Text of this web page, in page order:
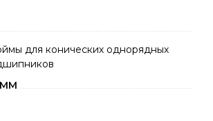
для конических однорядных
ММ